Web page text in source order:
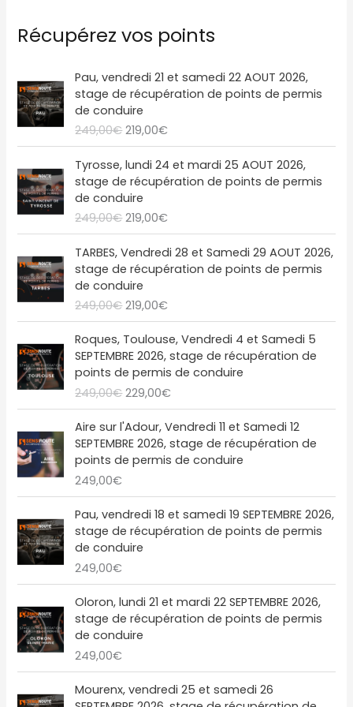
o
Récupérez vos points
Pau, vendredi 21 et samedi 22 AOUT 2026,
stage de récupération de points de permis
de conduire
249,00€
L
e
p
r
i
x
i
n
i
t
i
a
l
é
t
a
i
t
2
9
,
0
€
.
219,00€
e
p
x
a
c
e
l
e
:
2
1
,
0
€
.
Tyrosse, lundi 24 et mardi 25 AOUT 2026,
stage de récupération de points de permis
de conduire
249,00€
L
e
p
r
i
x
i
n
i
t
i
a
l
é
t
a
i
t
9
,
0
€
.
219,00€
e
p
x
a
c
e
l
e
s
t
:
2
1
0
€
TARBES, Vendredi 28 et Samedi 29 AOUT 2026,
stage de récupération de points de permis
de conduire
249,00€
e
p
r
i
x
i
n
i
t
i
a
l
é
a
i
t
9
,
0
€
.
219,00€
L
e
p
x
a
c
t
u
e
l
e
s
:
2
0
€
Roques, Toulouse, Vendredi 4 et Samedi 5
SEPTEMBRE 2026, stage de récupération de
points de permis de conduire
249,00€
L
e
p
r
i
x
i
n
i
i
a
l
é
a
i
t
9
229,00€
e
p
r
x
a
c
t
e
l
e
:
2
0
Aire sur l'Adour, Vendredi 11 et Samedi 12
SEPTEMBRE 2026, stage de récupération de
points de permis de conduire
249,00€
Pau, vendredi 18 et samedi 19 SEPTEMBRE 2026,
stage de récupération de points de permis
de conduire
249,00€
Oloron, lundi 21 et mardi 22 SEPTEMBRE 2026,
stage de récupération de points de permis
de conduire
249,00€
Mourenx, vendredi 25 et samedi 26
e
L
e